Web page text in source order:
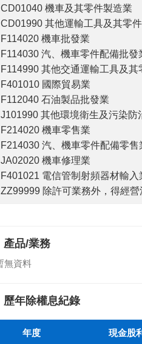
CD01040 機車及其零件製造業
CD01990 其他運輸工具及其零
F114020 機車批發業
F114030 汽、機車零件配備批發
F114990 其他交通運輸工具及其
F401010 國際貿易業
F112040 石油製品批發業
J101990 其他環境衛生及污染防
F214020 機車零售業
F214030 汽、機車零件配備零售
JA02020 機車修理業
F401021 電信管制射頻器材輸入
ZZ99999 除許可業務外，得經
產品/業務
無資料
歷年除權息紀錄
年度 現金股